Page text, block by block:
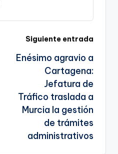
a
te
Siguiente entrada
Enésimo agravio a
Cartagena:
Jefatura de
Tráfico traslada a
Murcia la gestión
de trámites
administrativos